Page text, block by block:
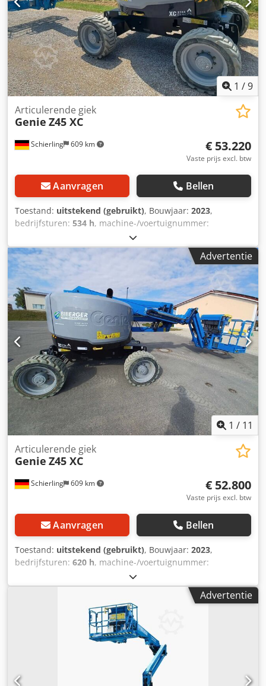
1 /9
Schierling 609 km
Articulerende giek
Genie Z45 XC
€ 53.220
Vaste prijs excl. btw
Aanvragen Bellen
Toestand: uitstekend (gebruikt), Bouwjaar: 2023,
bedrijfsturen: 534 h, machine-/voertuignummer:
, draagvermogen:
6.870 kg, brandstoftype:diesel, productbreedte (max.):
2.290 mm, werkhoogte:
, motortype: Diesel,
fabrikant: Genie Chedozqcigopfx Aafja
Advertentie
1 / 11
Schierling 609 km
Articulerende giek
Genie Z45 XC
€ 52.800
Vaste prijs excl. btw
Aanvragen Bellen
Toestand: uitstekend (gebruikt), Bouwjaar: 2023,
bedrijfsturen: 620 h, machine-/voertuignummer:
, draagvermogen:
6.870 kg, brandstoftype:diesel, productbreedte (max.):
, motortype: Diesel,
fabrikant: Genie Chodszqb R Aopfx Aafja
Advertentie